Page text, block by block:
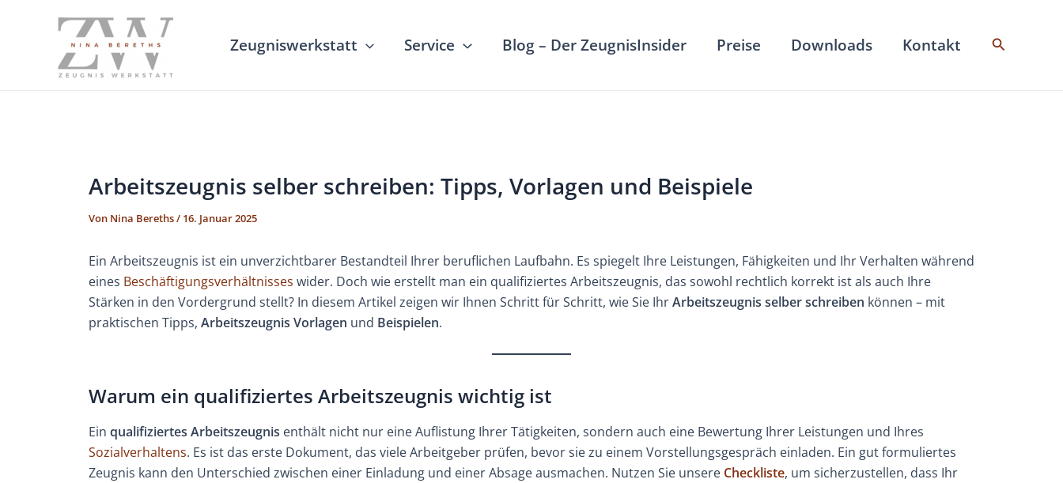
Zeugniswerkstatt Service Blog – Der ZeugnisInsider Preise Downloads Kontakt Suchen
Arbeitszeugnis selber schreiben: Tipps, Vorlagen und Beispiele
Von Nina Bereths/ 16. Januar 2025
Ein Arbeitszeugnis ist ein unverzichtbarer Bestandteil Ihrer beruflichen Laufbahn. Es spiegelt Ihre Leistungen, Fähigkeiten und Ihr Verhalten während
eines Beschäftigungsverhältnisses wider. Doch wie erstellt man ein qualifiziertes Arbeitszeugnis, das sowohl rechtlich korrekt ist als auch Ihre
Stärken in den Vordergrund stellt? In diesem Artikel zeigen wir Ihnen Schritt für Schritt, wie Sie IhrArbeitszeugnis selber schreiben können – mit
praktischen Tipps, Arbeitszeugnis Vorlagen und Beispielen.
Warum ein qualifiziertes Arbeitszeugnis wichtig ist
Ein qualifiziertes Arbeitszeugnis enthält nicht nur eine Auflistung Ihrer Tätigkeiten, sondern auch eine Bewertung Ihrer Leistungen und Ihres
Sozialverhaltens. Es ist das erste Dokument, das viele Arbeitgeber prüfen, bevor sie zu einem Vorstellungsgespräch einladen. Ein gut formuliertes
Zeugnis kann den Unterschied zwischen einer Einladung und einer Absage ausmachen. Nutzen Sie unsere Checkliste, um sicherzustellen, dass Ihr